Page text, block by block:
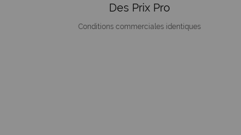
Des Prix Pro
Conditions commerciales identiques